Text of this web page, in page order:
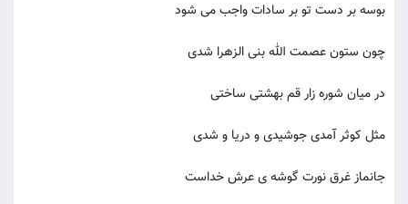
بوسه بر دست تو بر سادات واجب می شود
چون ستون عصمت الله بنی الزهرا شدی
در میان شوره زار قم بهشتی ساختی
مثل کوثر آمدی جوشیدی و دریا و شدی
جانماز غرق نورت گوشه ی عرش خداست